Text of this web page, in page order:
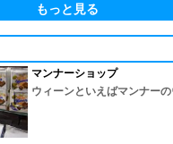
もっと見る
マンナーショップ
ウィーンといえばマンナー